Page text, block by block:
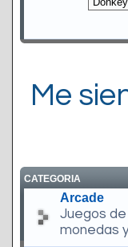
Me
CATEGORIA
Arcade
Juegos
monedas